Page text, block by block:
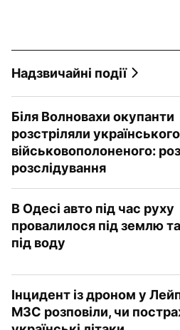
Надзвичайні події
Біля Волновахи окупанти
розстріляли українського
військовополоненого:
розслідування
В Одесі авто під час руху
провалилося під землю
під воду
Інцидент із дроном у
МЗС розповіли, чи